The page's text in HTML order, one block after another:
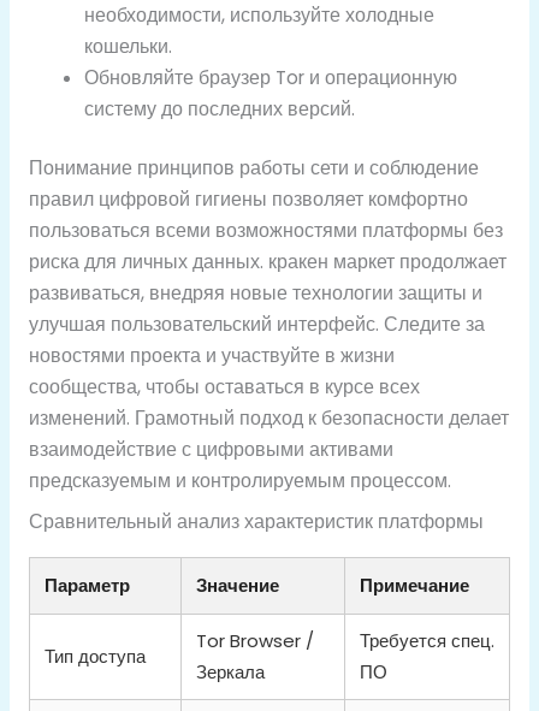
необходимости, используйте холодные
кошельки.
Обновляйте браузер Tor и операционную
систему до последних версий.
Понимание принципов работы сети и соблюдение
правил цифровой гигиены позволяет комфортно
пользоваться всеми возможностями платформы без
риска для личных данных. кракен маркет продолжает
развиваться, внедряя новые технологии защиты и
улучшая пользовательский интерфейс. Следите за
новостями проекта и участвуйте в жизни
сообщества, чтобы оставаться в курсе всех
изменений. Грамотный подход к безопасности делает
взаимодействие с цифровыми активами
предсказуемым и контролируемым процессом.
Сравнительный анализ характеристик платформы
Параметр Значение Примечание
Тип доступа
Tor Browser /
Зеркала
Требуется спец.
ПО